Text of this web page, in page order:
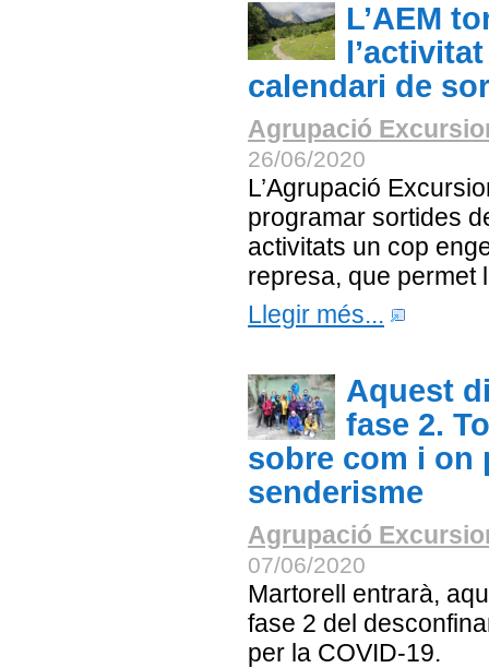
L’AEM
calendari de
Agrupació
26/06/2020
L’Agrupació
programar sortides
activitats un cop
represa, que permet
Llegir més...
Aquest
fase 2.
sobre com i on
senderisme
Agrupació
07/06/2020
Martorell entrarà,
fase 2 del
per la COVID-19.